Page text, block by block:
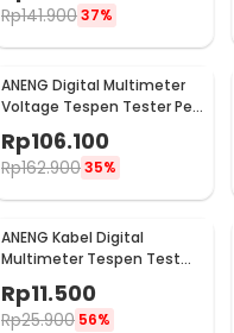
Rp141.90037%
ANENG Digital Multimeter
Voltage Tespen Tester Pen
- A3003
Rp106.100
Rp162.90035%
ANENG Kabel Digital
Multimeter Tespen Test
PT1002
Rp11.500
Rp25.900 56%